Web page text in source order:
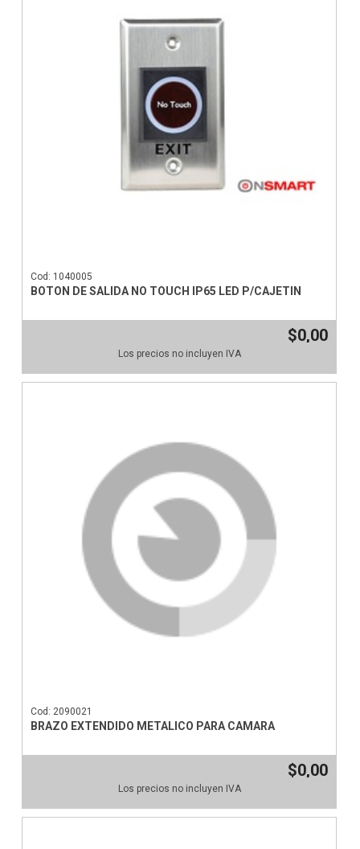
Cod: 1040005
BOTON DE SALIDA NO TOUCH IP65 LED P/CAJETIN
$0,00
Los precios no incluyen IVA
Cod: 2090021
BRAZO EXTENDIDO METALICO PARA CAMARA
$0,00
Los precios no incluyen IVA